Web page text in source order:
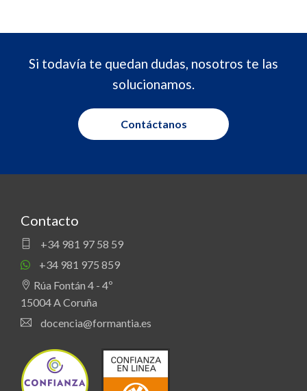
Si todavía te quedan dudas, nosotros te las
solucionamos.
Contáctanos
Contacto
+34 981 97 58 59
+34 981 975 859
Rúa Fontán 4 - 4º
15004 A Coruña
docencia@formantia.es